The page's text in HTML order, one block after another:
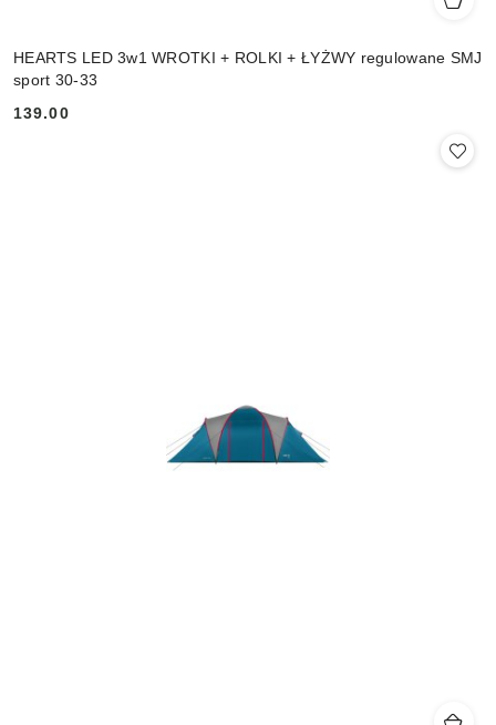
HEARTS LED 3w1 WROTKI + ROLKI + ŁYŻWY regulowane SMJ
sport 30-33
Cena:
139.00